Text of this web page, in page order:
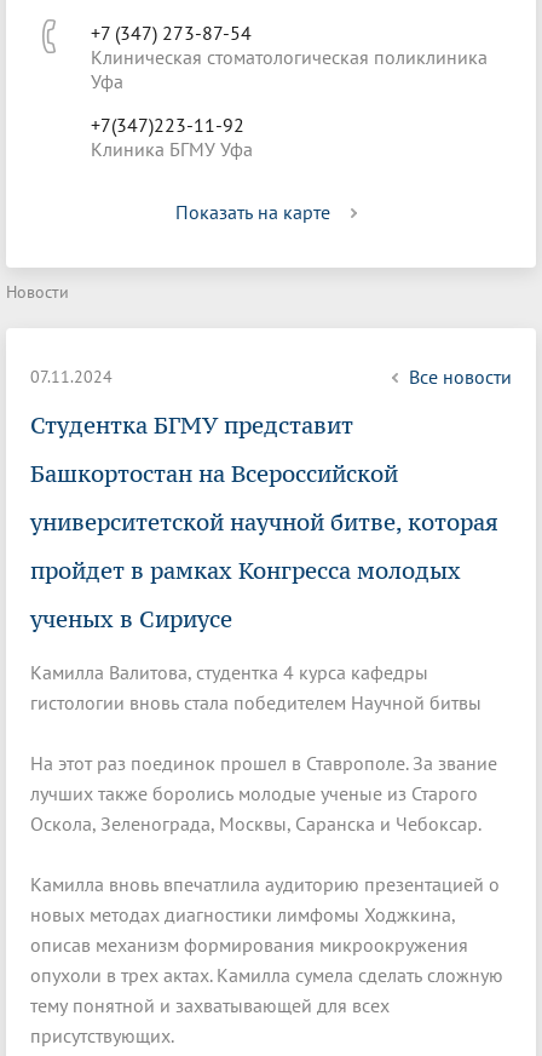
+7 (347) 273-87-54
Клиническая стоматологическая поликлиника
Уфа
+7(347)223-11-92
Клиника БГМУ Уфа
Показать на карте
Новости
07.11.2024 Все новости
Студентка БГМУ представит
Башкортостан на Всероссийской
университетской научной битве, которая
пройдет в рамках Конгресса молодых
ученых в Сириусе
Камилла Валитова, студентка 4 курса кафедры
гистологии вновь стала победителем Научной битвы
На этот раз поединок прошел в Ставрополе. За звание
лучших также боролись молодые ученые из Старого
Оскола, Зеленограда, Москвы, Саранска и Чебоксар.
Камилла вновь впечатлила аудиторию презентацией о
новых методах диагностики лимфомы Ходжкина,
описав механизм формирования микроокружения
опухоли в трех актах. Камилла сумела сделать сложную
тему понятной и захватывающей для всех
присутствующих.